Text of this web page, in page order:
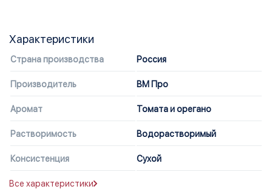
Характеристики
Страна производства Россия
Производитель ВМ Про
Аромат Томата и орегано
Растворимость Водорастворимый
Консистенция Сухой
Все характеристики